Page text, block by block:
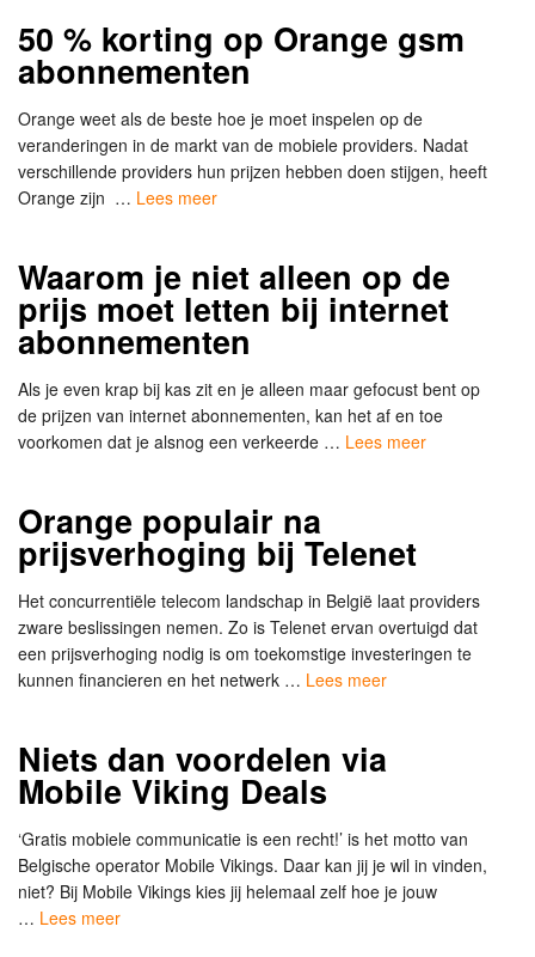
50 % korting op Orange gsm
abonnementen
Orange weet als de beste hoe je moet inspelen op de
veranderingen in de markt van de mobiele providers. Nadat
verschillende providers hun prijzen hebben doen stijgen, heeft
Orange zijn … Lees meer
Waarom je niet alleen op de
prijs moet letten bij internet
abonnementen
Als je even krap bij kas zit en je alleen maar gefocust bent op
de prijzen van internet abonnementen, kan het af en toe
voorkomen dat je alsnog een verkeerde … Lees meer
Orange populair na
prijsverhoging bij Telenet
Het concurrentiële telecom landschap in België laat providers
zware beslissingen nemen. Zo is Telenet ervan overtuigd dat
een prijsverhoging nodig is om toekomstige investeringen te
kunnen financieren en het netwerk … Lees meer
Niets dan voordelen via
Mobile Viking Deals
‘Gratis mobiele communicatie is een recht!’ is het motto van
Belgische operator Mobile Vikings. Daar kan jij je wil in vinden,
niet? Bij Mobile Vikings kies jij helemaal zelf hoe je jouw
… Lees meer